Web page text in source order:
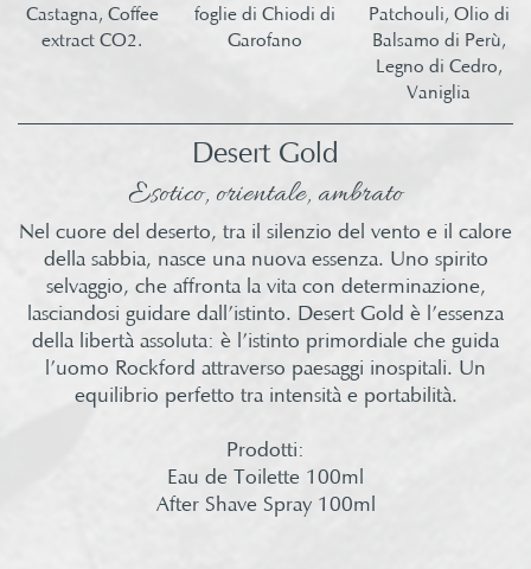
Castagna, Coffee
extract CO2.
foglie di Chiodi di
Garofano
Patchouli, Olio di
Balsamo di Perù,
Legno di Cedro,
Vaniglia
Desert Gold
Esotico, orientale, ambrato
Nel cuore del deserto, tra il silenzio del vento e il calore
della sabbia, nasce una nuova essenza. Uno spirito
selvaggio, che affronta la vita con determinazione,
lasciandosi guidare dall’istinto. Desert Gold è l’essenza
della libertà assoluta: è l’istinto primordiale che guida
l’uomo Rockford attraverso paesaggi inospitali. Un
equilibrio perfetto tra intensità e portabilità.
Prodotti:​
Eau de Toilette 100ml​
After Shave Spray 100ml